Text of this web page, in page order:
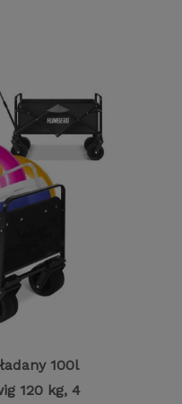
100l
120 kg, 4